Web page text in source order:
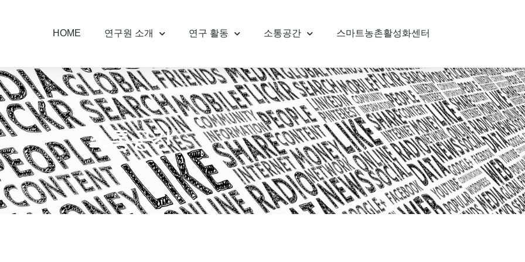
HOME 연구원 소개 연구 활동 소통공간 스마트농촌활성화센터
소통공간